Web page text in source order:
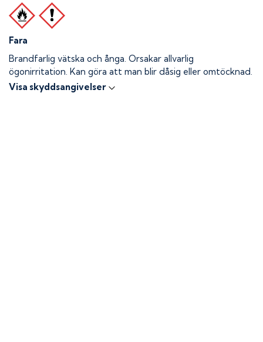
Fara
Brandfarlig vätska och ånga. Orsakar allvarlig
ögonirritation. Kan göra att man blir dåsig eller omtöcknad.
Visa skyddsangivelser